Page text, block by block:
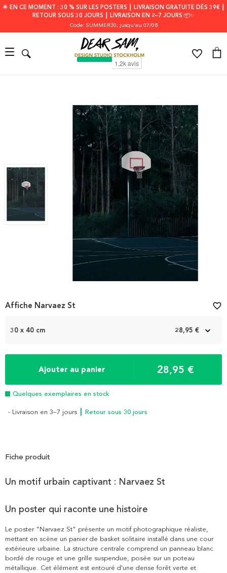
🌟 EN CE MOMENT : 30 % SUR LES POSTERS ┃ LIVRAISON GRATUITE DÈS 39€ ┃
RETOUR SOUS 30 JOURS ┃ LIVRAISON EN 2–7 JOURS 📦✨
Code: SUMMER30, jusqu'au 07/08
30 x 40 cm 28,95 €
Ajouter au panier 28,95 €
Quelques exemplaires en stock
- Livraison en 3–7 jours ┃ Retour sous 30 jours
Affiche Narvaez St favorite_border
Fiche produit
Un motif urbain captivant : Narvaez St
Un poster qui raconte une histoire
Le poster "Narvaez St" présente un motif photographique réaliste,
mettant en scène un panier de basket solitaire installé dans une cour
extérieure urbaine. La structure centrale comprend un panneau blanc
bordé de rouge et une grille suspendue, posée sur un poteau
métallique. Cet élément est entouré d'une dense forêt verte et